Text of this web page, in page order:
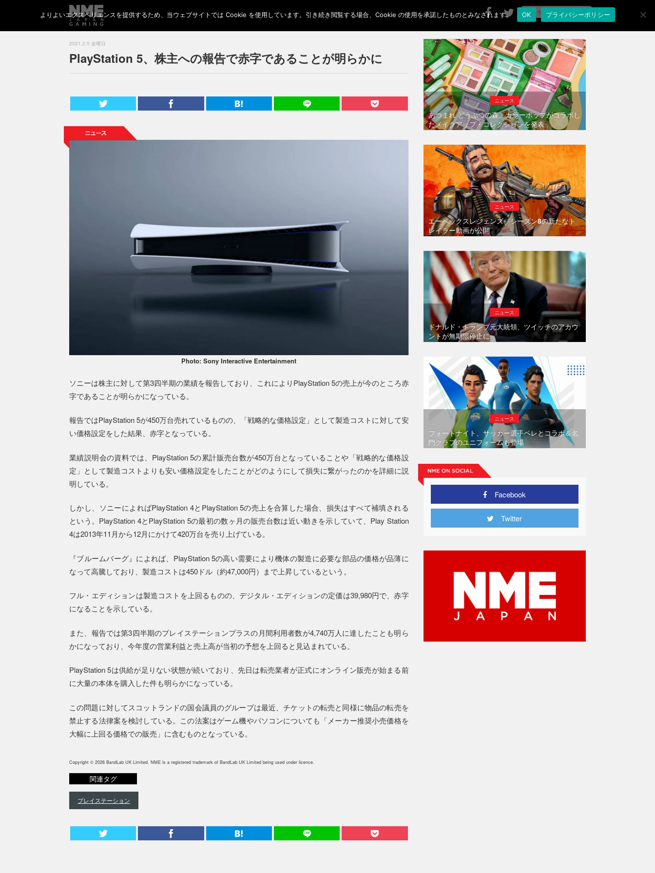
2021.2.5 金曜日
PlayStation 5、株主への報告で赤字であることが明らかに
Photo: Sony Interactive Entertainment
ソニーは株主に対して第3四半期の業績を報告しており、これによりPlayStation 5の売上が今のところ赤
字であることが明らかになっている。
報告ではPlayStation 5が450万台売れているものの、「戦略的な価格設定」として製造コストに対して安
い価格設定をした結果、赤字となっている。
業績説明会の資料では、PlayStation 5の累計販売台数が450万台となっていることや「戦略的な価格設
定」として製造コストよりも安い価格設定をしたことがどのようにして損失に繋がったのかを詳細に説
明している。
しかし、ソニーによればPlayStation 4とPlayStation 5の売上を合算した場合、損失はすべて補填される
という。PlayStation 4とPlayStation 5の最初の数ヶ月の販売台数は近い動きを示していて、Play Station
4は2013年11月から12月にかけて420万台を売り上げている。
『ブルームバーグ』によれば、PlayStation 5の高い需要により機体の製造に必要な部品の価格が品薄に
なって高騰しており、製造コストは450ドル（約47,000円）まで上昇しているという。
フル・エディションは製造コストを上回るものの、デジタル・エディションの定価は39,980円で、赤字
になることを示している。
また、報告では第3四半期のプレイステーションプラスの月間利用者数が4,740万人に達したことも明ら
かになっており、今年度の営業利益と売上高が当初の予想を上回ると見込まれている。
PlayStation 5は供給が足りない状態が続いており、先日は転売業者が正式にオンライン販売が始まる前
に大量の本体を購入した件も明らかになっている。
この問題に対してスコットランドの国会議員のグループは最近、チケットの転売と同様に物品の転売を
禁止する法律案を検討している。この法案はゲーム機やパソコンについても「メーカー推奨小売価格を
大幅に上回る価格での販売」に含むものとなっている。
Copyright © 2026 BandLab UK Limited. NME is a registered trademark of BandLab UK Limited being used under licence.
関連タグ
プレイステーション
ニュース
あつまれ どうぶつの森、カラーポップがコラボし
たメイクアップ・コレクションを発表
ニュース
エーペックスレジェンズ、シーズン8の新たなト
レイラー動画が公開
ニュース
ドナルド・トランプ元大統領、ツイッチのアカウ
ントが無期限停止に
ニュース
フォートナイト、サッカー選手ペレとコラボ＆名
門クラブのユニフォームも登場
Facebook
Twitter
よりよいエクスペリエンスを提供するため、当ウェブサイトでは Cookie を使用しています。引き続き閲覧する場合、Cookie の使用を承諾したものとみなされます。 OK プライバシーポリシー